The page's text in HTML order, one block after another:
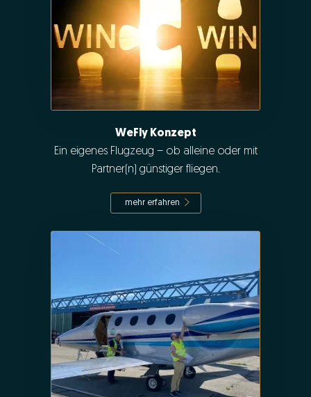
WeFly Konzept
Ein eigenes Flugzeug – ob alleine oder mit
Partner(n) günstiger fliegen.
mehr erfahren